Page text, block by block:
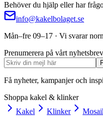
Behöver du hjälp eller har
info@kakelbolaget.se
Mån–fre 09–17 · Vi svarar
Prenumerera på vårt nyhetsbrev
Få nyheter, kampanjer och
Shoppa kakel & klinker
Kakel
Klinker